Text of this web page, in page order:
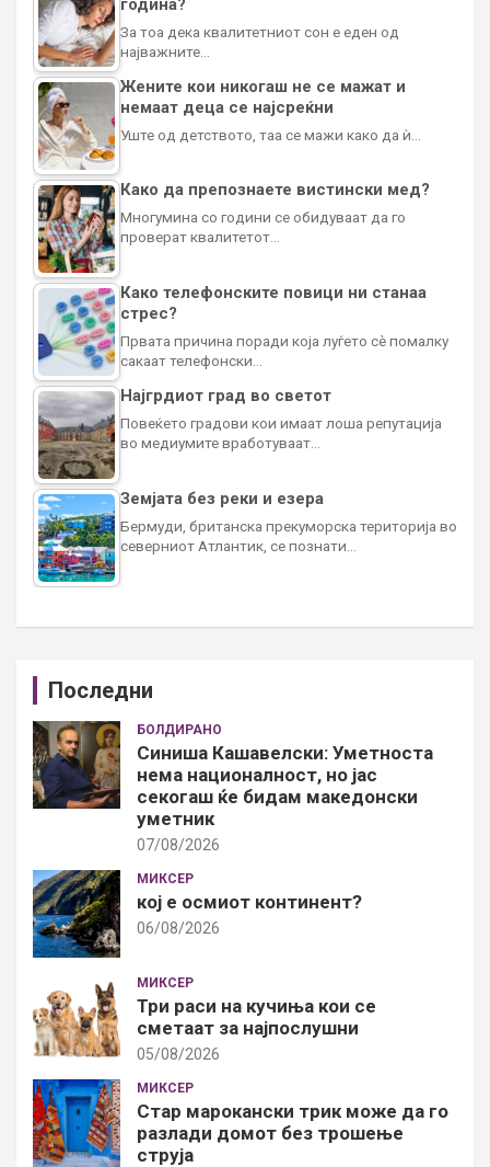
година?
За тоа дека квалитетниот сон е еден од
најважните…
Жените кои никогаш не се мажат и
немаат деца се најсреќни
Уште од детството, таа се мажи како да ѝ…
Како да препознаете вистински мед?
Многумина со години се обидуваат да го
проверат квалитетот…
Како телефонските повици ни станаа
стрес?
Првата причина поради која луѓето сè помалку
сакаат телефонски…
Најгрдиот град во светот
Повеќето градови кои имаат лоша репутација
во медиумите вработуваат…
Земјата без реки и езера
Бермуди, британска прекуморска територија во
северниот Атлантик, се познати…
Последни
БОЛДИРАНО
Синиша Кашавелски: Уметноста
нема националност, но јас
секогаш ќе бидам македонски
уметник
07/08/2026
МИКСЕР
кој е осмиот континент?
06/08/2026
МИКСЕР
Три раси на кучиња кои се
сметаат за најпослушни
05/08/2026
МИКСЕР
Стар марокански трик може да го
разлади домот без трошење
струја